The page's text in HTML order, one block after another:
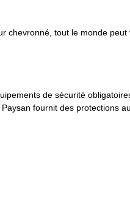
chevronné, tout le monde
de sécurité
fournit des protections